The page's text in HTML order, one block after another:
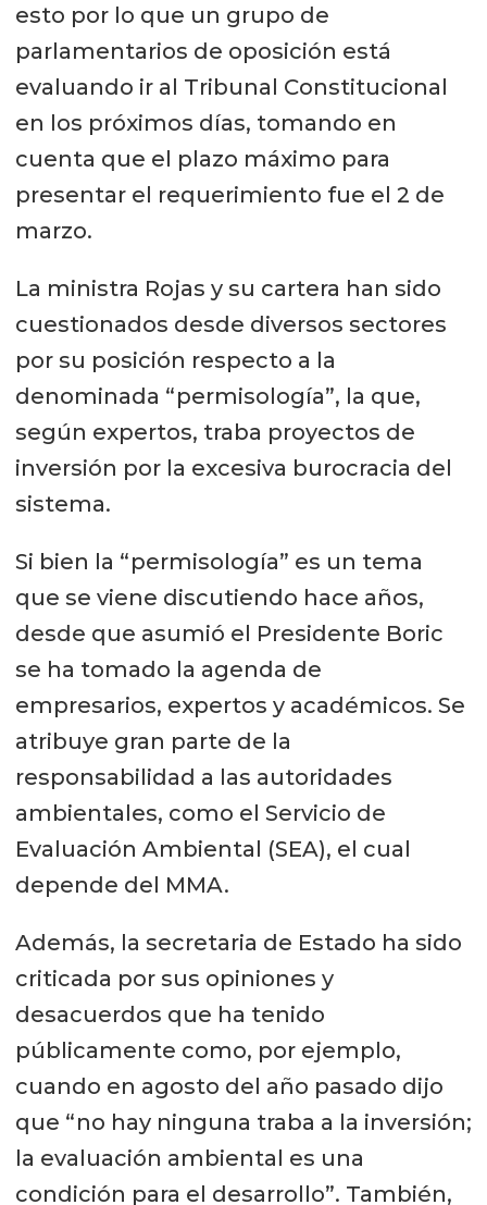
esto por lo que un grupo de
parlamentarios de oposición está
evaluando ir al Tribunal Constitucional
en los próximos días, tomando en
cuenta que el plazo máximo para
presentar el requerimiento fue el 2 de
marzo.
La ministra Rojas y su cartera han sido
cuestionados desde diversos sectores
por su posición respecto a la
denominada “permisología”, la que,
según expertos, traba proyectos de
inversión por la excesiva burocracia del
sistema.
Si bien la “permisología” es un tema
que se viene discutiendo hace años,
desde que asumió el Presidente Boric
se ha tomado la agenda de
empresarios, expertos y académicos. Se
atribuye gran parte de la
responsabilidad a las autoridades
ambientales, como el Servicio de
Evaluación Ambiental (SEA), el cual
depende del MMA.
Además, la secretaria de Estado ha sido
criticada por sus opiniones y
desacuerdos que ha tenido
públicamente como, por ejemplo,
cuando en agosto del año pasado dijo
que “no hay ninguna traba a la inversión;
la evaluación ambiental es una
condición para el desarrollo”. También,